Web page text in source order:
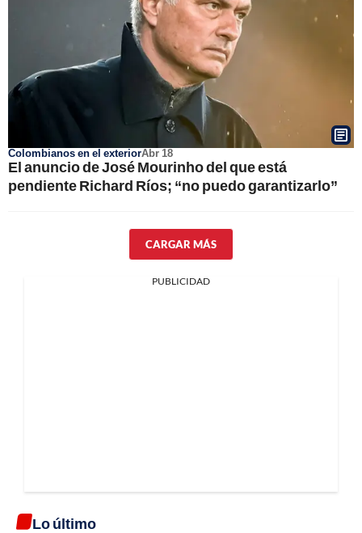
Colombianos en el exteriorAbr 18
El anuncio de José Mourinho del que está
pendiente Richard Ríos; “no puedo garantizarlo”
CARGAR MÁS
PUBLICIDAD
Lo último